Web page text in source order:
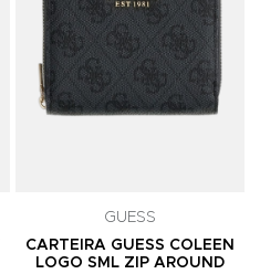
GUESS
CARTEIRA GUESS COLEEN
LOGO SML ZIP AROUND